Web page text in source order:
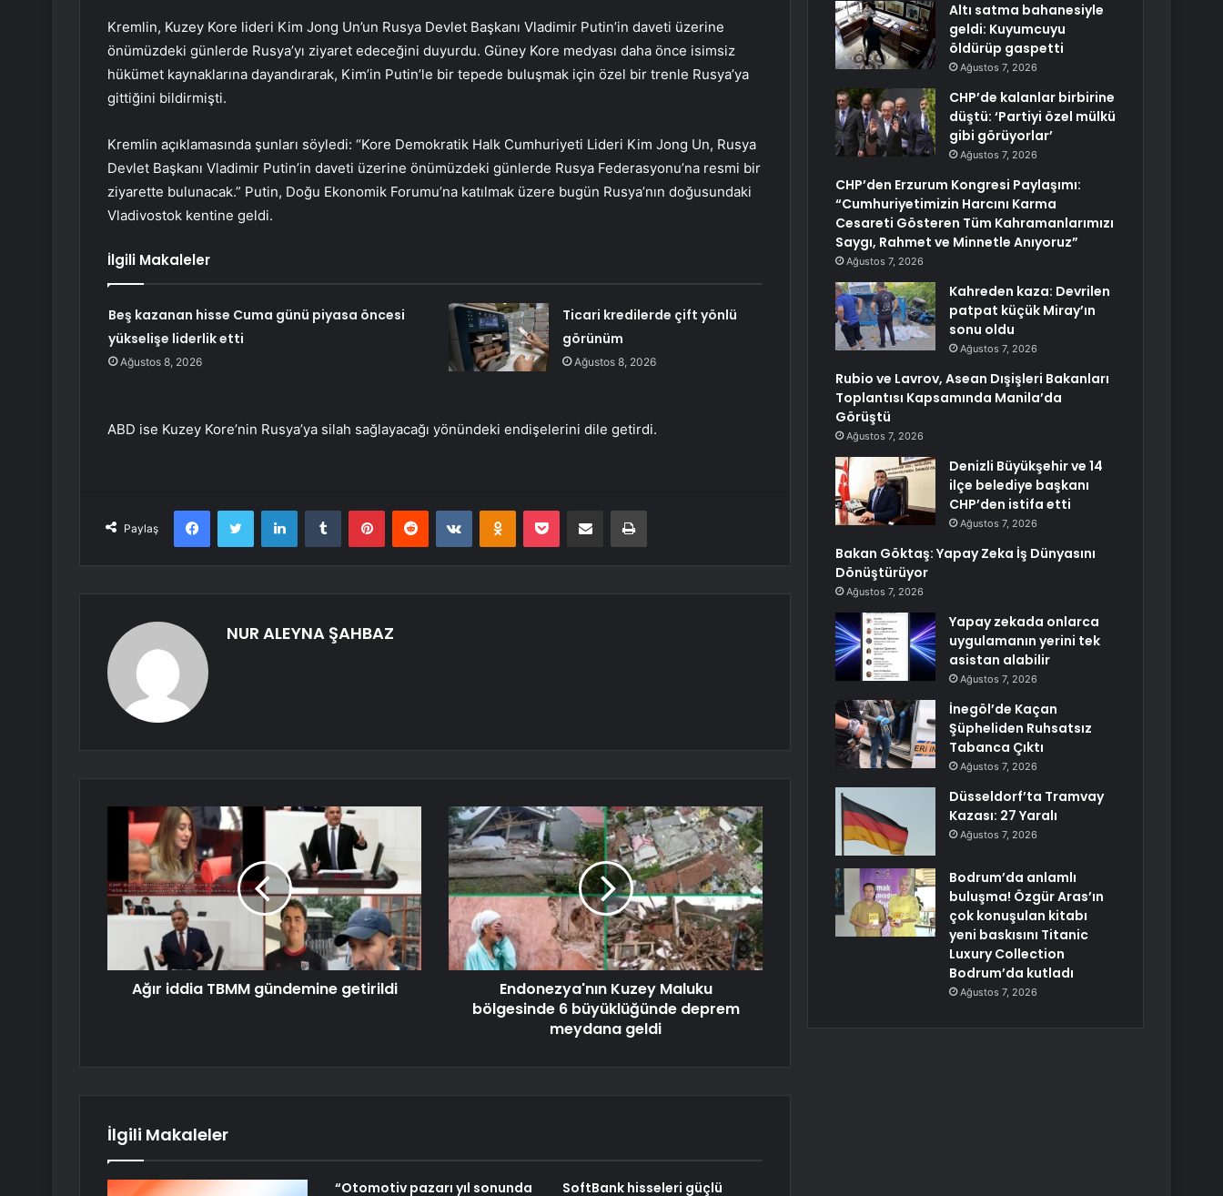
Kremlin, Kuzey Kore lideri Kim Jong Un’un Rusya Devlet Başkanı Vladimir Putin’in daveti üzerine
önümüzdeki günlerde Rusya’yı ziyaret edeceğini duyurdu. Güney Kore medyası daha önce isimsiz
hükümet kaynaklarına dayandırarak, Kim’in Putin’le bir tepede buluşmak için özel bir trenle Rusya’ya
gittiğini bildirmişti.
Kremlin açıklamasında şunları söyledi: “Kore Demokratik Halk Cumhuriyeti Lideri Kim Jong Un, Rusya
Devlet Başkanı Vladimir Putin’in daveti üzerine önümüzdeki günlerde Rusya Federasyonu’na resmi bir
ziyarette bulunacak.” Putin, Doğu Ekonomik Forumu’na katılmak üzere bugün Rusya’nın doğusundaki
Vladivostok kentine geldi.
İlgili Makaleler
Beş kazanan hisse Cuma günü piyasa öncesi
yükselişe liderlik etti
Ağustos 8, 2026
Ticari kredilerde çift yönlü
görünüm
Ağustos 8, 2026
ABD ise Kuzey Kore’nin Rusya’ya silah sağlayacağı yönündeki endişelerini dile getirdi.
Paylaş
FacebookTwitter LinkedInTumblr PinterestReddit VKontakteOdnoklassniki
Pocket E-Posta ile paylaş Yazdır
NUR ALEYNA ŞAHBAZ
Ağır iddia TBMM gündemine getirildi
Endonezya'nın Kuzey Maluku
bölgesinde 6 büyüklüğünde deprem
meydana geldi
İlgili Makaleler
“Otomotiv pazarı yıl sonunda
SoftBank hisseleri güçlü
Altı satma bahanesiyle
geldi: Kuyumcuyu
öldürüp gaspetti
Ağustos 7, 2026
CHP’de kalanlar birbirine
düştü: ‘Partiyi özel mülkü
gibi görüyorlar’
Ağustos 7, 2026
CHP’den Erzurum Kongresi Paylaşımı:
“Cumhuriyetimizin Harcını Karma
Cesareti Gösteren Tüm Kahramanlarımızı
Saygı, Rahmet ve Minnetle Anıyoruz”
Ağustos 7, 2026
Kahreden kaza: Devrilen
patpat küçük Miray’ın
sonu oldu
Ağustos 7, 2026
Rubio ve Lavrov, Asean Dışişleri Bakanları
Toplantısı Kapsamında Manila’da
Görüştü
Ağustos 7, 2026
Denizli Büyükşehir ve 14
ilçe belediye başkanı
CHP’den istifa etti
Ağustos 7, 2026
Bakan Göktaş: Yapay Zeka İş Dünyasını
Dönüştürüyor
Ağustos 7, 2026
Yapay zekada onlarca
uygulamanın yerini tek
asistan alabilir
Ağustos 7, 2026
İnegöl’de Kaçan
Şüpheliden Ruhsatsız
Tabanca Çıktı
Ağustos 7, 2026
Düsseldorf’ta Tramvay
Kazası: 27 Yaralı
Ağustos 7, 2026
Bodrum’da anlamlı
buluşma! Özgür Aras’ın
çok konuşulan kitabı
yeni baskısını Titanic
Luxury Collection
Bodrum’da kutladı
Ağustos 7, 2026